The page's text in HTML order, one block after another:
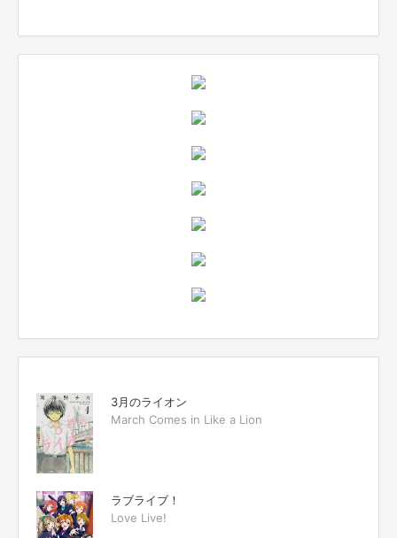
3月のライオン
March Comes in Like a Lion
ラブライブ！
Love Live!